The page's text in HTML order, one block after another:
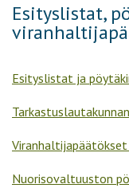
Esityslistat,
Esityslistat ja
Viranhaltijapäätökset
Nuorisovaltuuston